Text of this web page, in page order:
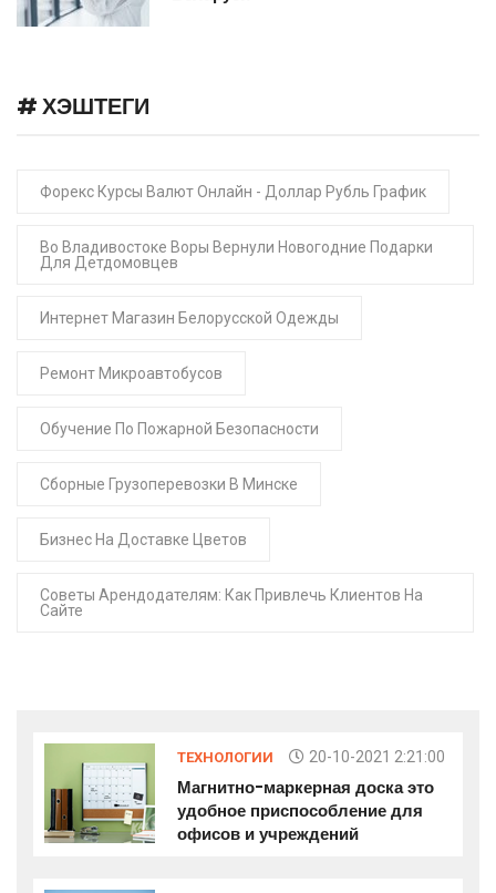
# ХЭШТЕГИ
Форекс Курсы Валют Онлайн - Доллар Рубль График
Во Владивостоке Воры Вернули Новогодние Подарки
Для Детдомовцев
Интернет Магазин Белорусской Одежды
Ремонт Микроавтобусов
Обучение По Пожарной Безопасности
Сборные Грузоперевозки В Минске
Бизнес На Доставке Цветов
Советы Арендодателям: Как Привлечь Клиентов На
Сайте
ТЕХНОЛОГИИ 20-10-2021 2:21:00
Магнитно-маркерная доска это
удобное приспособление для
офисов и учреждений